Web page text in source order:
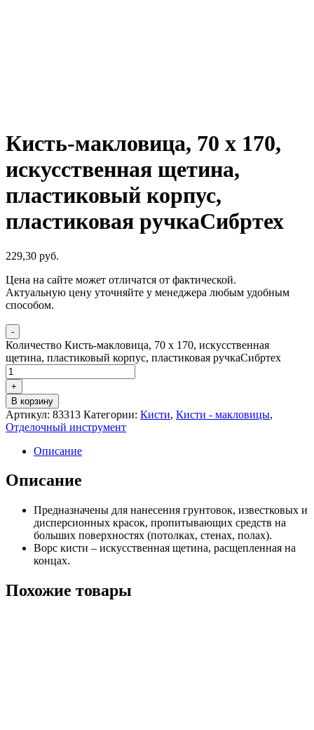
Кисть-макловица, 70 x 170,
искусственная щетина,
пластиковый корпус,
пластиковая ручкаСибртех
229,30 руб.
Цена на сайте может отличатся от фактической.
Актуальную цену уточняйте у менеджера любым удобным
способом.
-
Количество Кисть-макловица, 70 x 170, искусственная
щетина, пластиковый корпус, пластиковая ручкаСибртех
+
В корзину
Артикул: 83313 Категории: Кисти, Кисти - макловицы,
Отделочный инструмент
Описание
Описание
Предназначены для нанесения грунтовок, известковых и
дисперсионных красок, пропитывающих средств на
больших поверхностях (потолках, стенах, полах).
Ворс кисти – искусственная щетина, расщепленная на
концах.
Похожие товары